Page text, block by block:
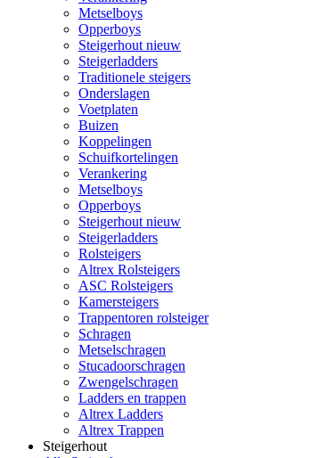
Metselboys
Opperboys
Steigerhout nieuw
Steigerladders
Traditionele steigers
Onderslagen
Voetplaten
Buizen
Koppelingen
Schuifkortelingen
Verankering
Metselboys
Opperboys
Steigerhout nieuw
Steigerladders
Rolsteigers
Altrex Rolsteigers
ASC Rolsteigers
Kamersteigers
Trappentoren rolsteiger
Schragen
Metselschragen
Stucadoorschragen
Zwengelschragen
Ladders en trappen
Altrex Ladders
Altrex Trappen
Steigerhout